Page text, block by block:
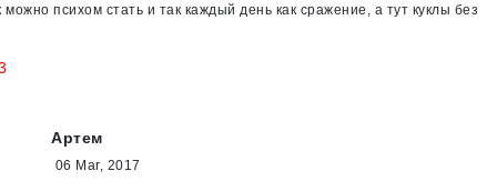
можно психом стать и так каждый день как сражение, а тут куклы без
Артем
06 Mar, 2017